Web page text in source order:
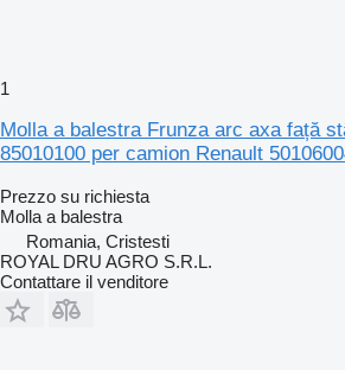
1
Molla a balestra Frunza arc axa față
85010100 per camion Renault
Prezzo su richiesta
Molla a balestra
Romania, Cristesti
ROYAL DRU AGRO S.R.L.
Contattare il venditore